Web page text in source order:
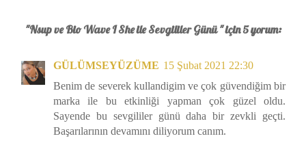
"Nsup ve Bio Wave I She ile Sevgililer Günü " için 5 yorum:
GÜLÜMSEYÜZÜME 15 Şubat 2021 22:30
Benim de severek kullandigim ve çok güvendiğim bir
marka ile bu etkinliği yapman çok güzel oldu.
Sayende bu sevgililer günü daha bir zevkli geçti.
Başarılarının devamını diliyorum canım.